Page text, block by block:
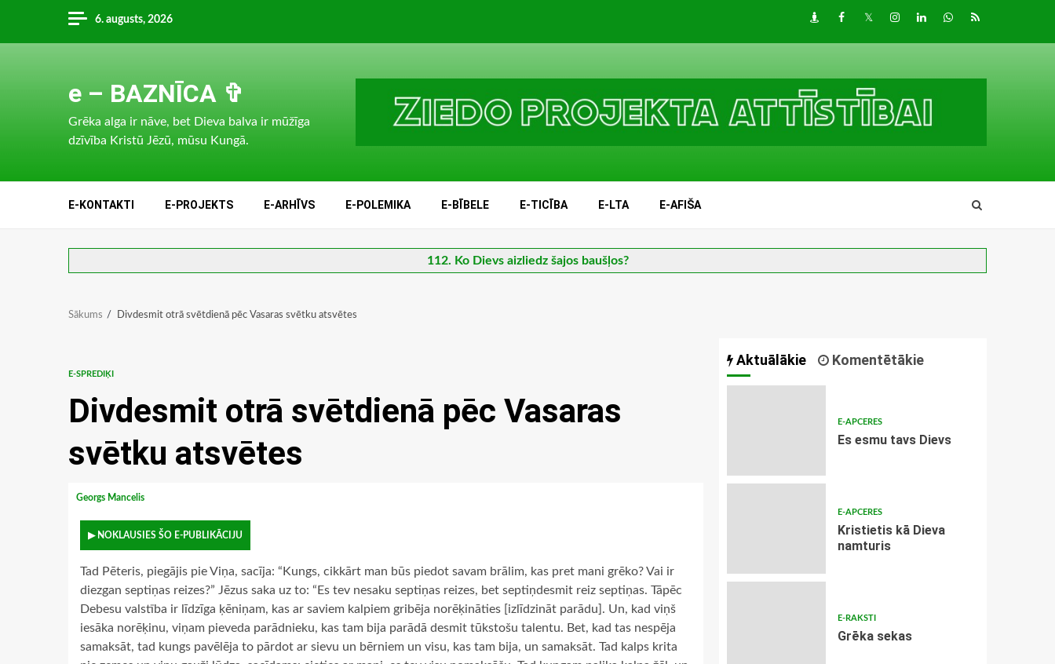
content
6. augusts, 2026 DraugiemFacebook
TwitterInstagram
LinkedInwhatsapp
RSS
e – BAZNĪCA ✞
Grēka alga ir nāve, bet Dieva balva ir mūžīga
dzīvība Kristū Jēzū, mūsu Kungā.
E-KONTAKTI E-PROJEKTS E-ARHĪVS E-POLEMIKA E-BĪBELE E-TICĪBA E-LTA E-AFIŠA
112. Ko Dievs aizliedz šajos baušļos?
Sākums Divdesmit otrā svētdienā pēc Vasaras svētku atsvētes
E-SPREDIĶI
Divdesmit otrā svētdienā pēc Vasaras
svētku atsvētes
Georgs Mancelis
▶ NOKLAUSIES ŠO E-PUBLIKĀCIJU
Tad Pēteris, piegājis pie Viņa, sacīja: “Kungs, cikkārt man būs piedot savam brālim, kas pret mani grēko? Vai ir
diezgan septiņas reizes?” Jēzus saka uz to: “Es tev nesaku septiņas reizes, bet septiņdesmit reiz septiņas. Tāpēc
Debesu valstība ir līdzīga ķēniņam, kas ar saviem kalpiem gribēja norēķināties [izlīdzināt parādu]. Un, kad viņš
iesāka norēķinu, viņam pieveda parādnieku, kas tam bija parādā desmit tūkstošu talentu. Bet, kad tas nespēja
samaksāt, tad kungs pavēlēja to pārdot ar sievu un bērniem un visu, kas tam bija, un samaksāt. Tad kalps krita
Aktuālākie Komentētākie
E-APCERES
Es esmu tavs Dievs
E-APCERES
Kristietis kā Dieva
namturis
E-RAKSTI
Grēka sekas